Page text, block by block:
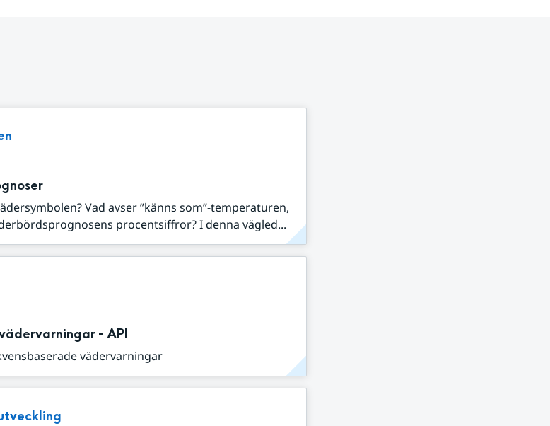
Vad avser ”känns som”-temperaturen,
procentsiffror? I denna vägled...
- API
vädervarningar